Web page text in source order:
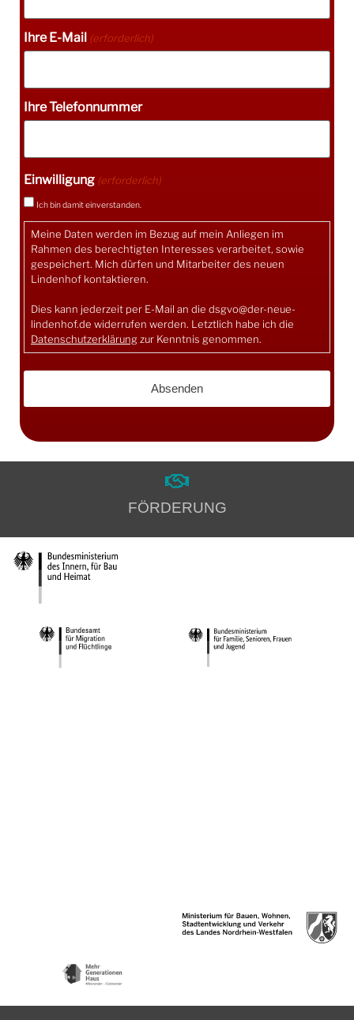
Ihre E-Mail (erforderlich)
Ihre Telefonnummer
Einwilligung (erforderlich)
Ich bin damit einverstanden.
Meine Daten werden im Bezug auf mein Anliegen im
Rahmen des berechtigten Interesses verarbeitet, sowie
gespeichert. Mich dürfen und Mitarbeiter des neuen
Lindenhof kontaktieren.
Dies kann jederzeit per E-Mail an die dsgvo@der-neue-
lindenhof.de widerrufen werden. Letztlich habe ich die
Datenschutzerklärungzur Kenntnis genommen.
FÖRDERUNG